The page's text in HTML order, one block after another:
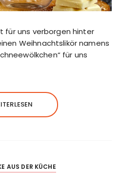
für uns verborgen hinter
Weihnachtslikör namens
für uns
AUS DER KÜCHE